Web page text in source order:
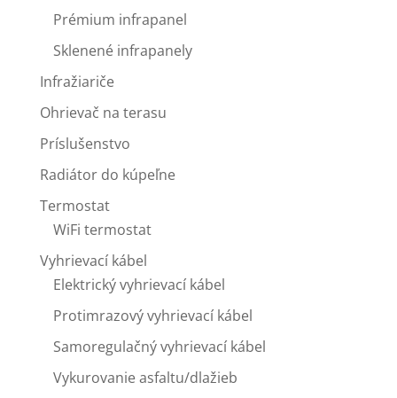
Prémium infrapanel
Sklenené infrapanely
Infražiariče
Ohrievač na terasu
Príslušenstvo
Radiátor do kúpeľne
Termostat
WiFi termostat
Vyhrievací kábel
Elektrický vyhrievací kábel
Protimrazový vyhrievací kábel
Samoregulačný vyhrievací kábel
Vykurovanie asfaltu/dlažieb